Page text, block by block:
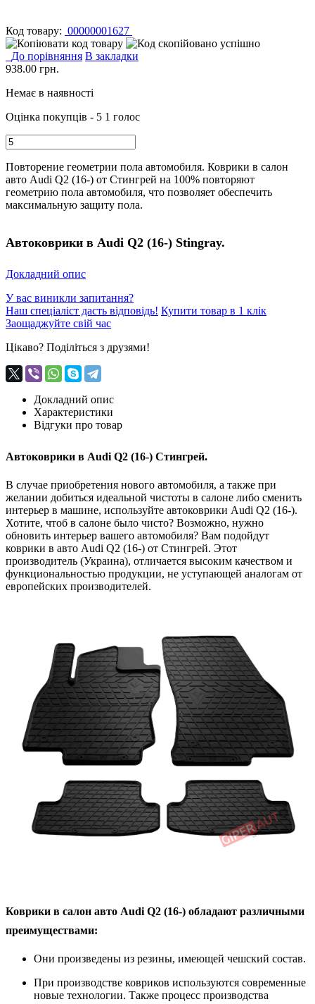
Код товару: 00000001627
До порівняння В закладки
938.00 грн.
Немає в наявності
Оцінка покупців - 5 1 голос
Повторение геометрии пола автомобиля. Коврики в салон
авто Audi Q2 (16-) от Стингрей на 100% повторяют
геометрию пола автомобиля, что позволяет обеспечить
максимальную защиту пола.
Автоковрики в Audi Q2 (16-) Stingray.
Докладний опис
У вас виникли запитання?
Наш спеціаліст дасть відповідь! Купити товар в 1 клік
Заощаджуйте свій час
Цікаво? Поділіться з друзями!
Докладний опис
Характеристики
Відгуки про товар
Автоковрики в Audi Q2 (16-) Стингрей.
В случае приобретения нового автомобиля, а также при
желании добиться идеальной чистоты в салоне либо сменить
интерьер в машине, используйте автоковрики Audi Q2 (16-).
Хотите, чтоб в салоне было чисто? Возможно, нужно
обновить интерьер вашего автомобиля? Вам подойдут
коврики в авто Audi Q2 (16-) от Стингрей. Этот
производитель (Украина), отличается высоким качеством и
функциональностью продукции, не уступающей аналогам от
европейских производителей.
Коврики в салон авто Audi Q2 (16-) обладают различными
преимуществами:
Они произведены из резины, имеющей чешский состав.
При производстве ковриков используются современные
новые технологии. Также процесс производства